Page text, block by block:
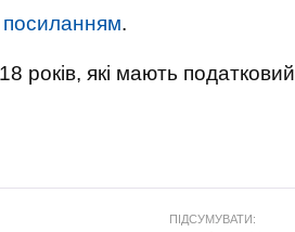
посиланням.
років, які мають податковий
ПІДСУМУВАТИ: